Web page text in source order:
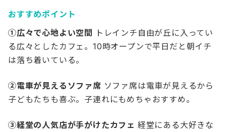
おすすめポイント
①広々で心地よい空間 トレインチ自由が丘に入ってい
る広々としたカフェ。10時オープンで平日だと朝イチ
は落ち着いている。
②電車が見えるソファ席 ソファ席は電車が見えるから
子どもたちも喜ぶ。子連れにもめちゃおすすめ。
③経堂の人気店が手がけたカフェ 経堂にある大好きな